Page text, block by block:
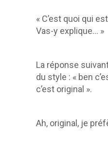
« C’est quoi qui
Vas-y explique… »
La réponse
du style : « ben
c’est original ».
Ah, original, je